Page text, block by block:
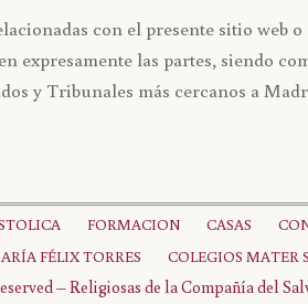
con el presente sitio web
expresamente las partes, siendo
y Tribunales más cercanos a
FORMACION CASAS
FÉLIX TORRES COLEGIOS MATER
– Religiosas de la Compañía del